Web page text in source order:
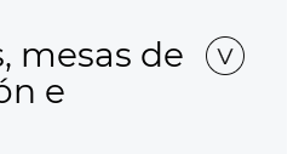
mesas de
e